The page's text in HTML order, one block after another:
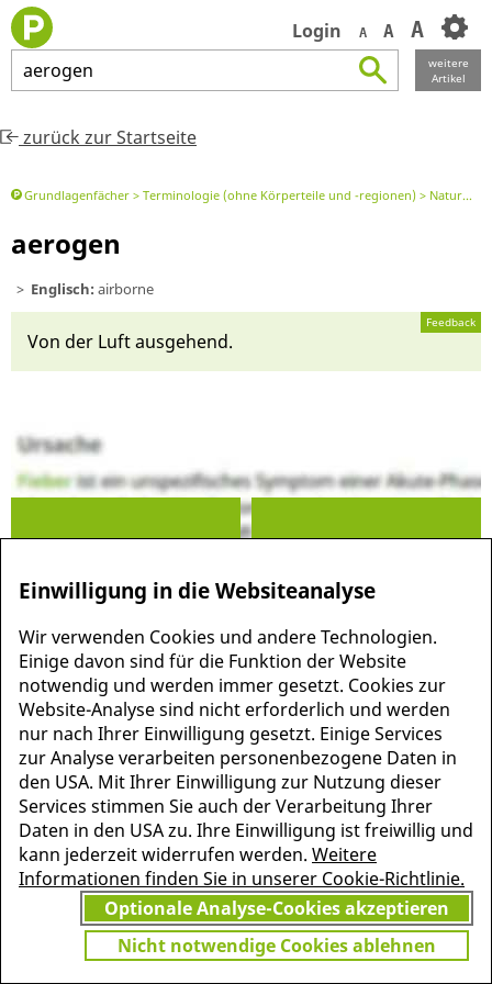
Login A A A
aerogen
weitere
Artikel
zurück zur Startseite
Grundlagenfächer Terminologie (ohne Körperteile und -regionen) Naturwissenschaftl. Begriff
aerogen
Englisch: airborne
Feedback
Von der Luft aus­gehend.
MEHR INFORMATIONEN
ZU PSCHYREMBEL
JETZT
GRATIS TESTEN
Vielen Dank für Ihr Interesse
am Pschyrembel! Wenn Sie
unbegrenzten Zugang zu
Pschyrembel Online möchten,
finden Sie hier das passende
Angebot.
Einwilligung in die Websiteanalyse
Wir verwenden Cookies und andere Technologien.
Einige davon sind für die Funktion der Website
notwendig und werden immer gesetzt. Cookies zur
Website-Analyse sind nicht erforderlich und werden
nur nach Ihrer Einwilligung gesetzt. Einige Services
zur Analyse verarbeiten personenbezogene Daten in
den USA. Mit Ihrer Einwilligung zur Nutzung dieser
Services stimmen Sie auch der Verarbeitung Ihrer
Daten in den USA zu. Ihre Einwilligung ist freiwillig und
kann jederzeit widerrufen werden. Weitere
Informationen finden Sie in unserer Cookie-Richtlinie.
Optionale Analyse-Cookies akzeptieren
Nicht notwendige Cookies ablehnen